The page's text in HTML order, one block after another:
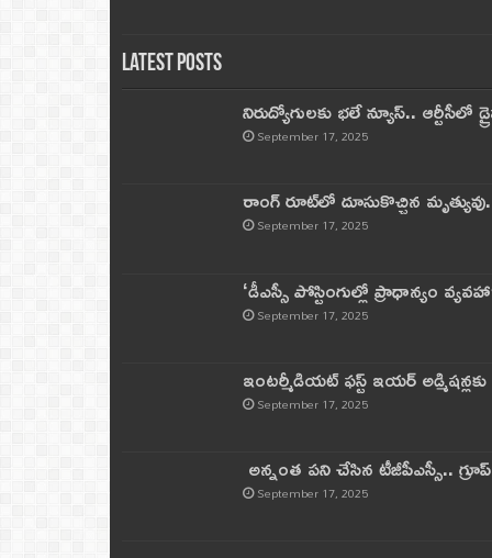
Latest Posts
నిరుద్యోగులకు భలే న్యూస్.. ఆర్టీసీలో
September 17, 2025
రాంగ్ రూట్‌లో దూసుకొచ్చిన
September 17, 2025
‘డీఎస్సీ పోస్టింగుల్లో ప్రాధాన్యం
September 17, 2025
ఇంటర్మీడియట్ ఫస్ట్‌ ఇయర్‌
September 17, 2025
అన్నంత పని చేసిన టీజీపీఎస్సీ..
September 17, 2025